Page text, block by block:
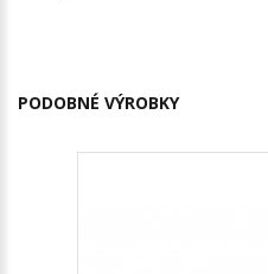
PODOBNÉ VÝROBKY